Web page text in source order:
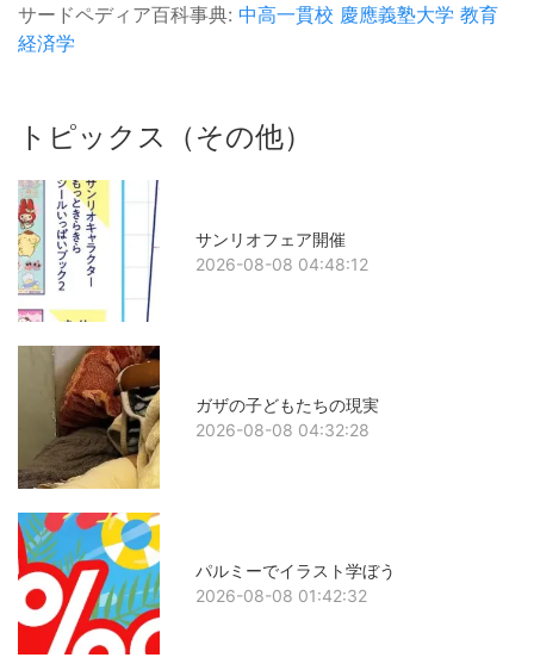
サードペディア百科事典: 中高一貫校 慶應義塾大学 教育
経済学
トピックス（その他）
サンリオフェア開催
2026-08-08 04:48:12
ガザの子どもたちの現実
2026-08-08 04:32:28
パルミーでイラスト学ぼう
2026-08-08 01:42:32